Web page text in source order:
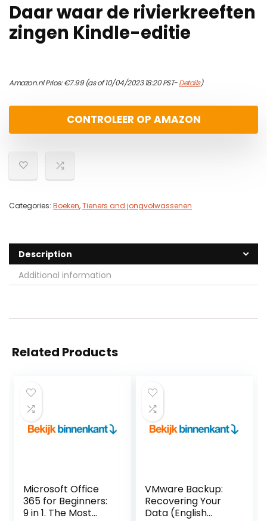
Daar waar de rivierkreeften
zingen Kindle-editie
Amazon.nl Price:€7.99(as of 10/04/2023 18:20 PST-Details)
CONTROLEER OP AMAZON
Categories: Boeken,Tieners and jongvolwassenen
Description
Additional information
Related Products
Microsoft Office
365 for Beginners:
9 in 1. The Most
VMware Backup:
Recovering Your
Data (English